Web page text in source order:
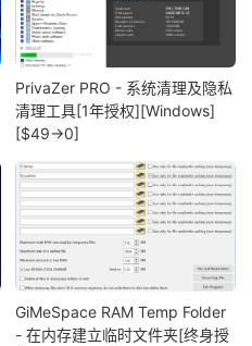
PrivaZer PRO - 系统清理及隐私
清理工具[1年授权][Windows]
[$49→0]
GiMeSpace RAM Temp Folder
- 在内存建立临时文件夹[终身授